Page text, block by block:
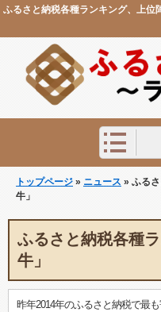
トップページ » ニュース » ふる
牛」
ふるさと納税各種
牛」
昨年2014年のふるさと納税で最